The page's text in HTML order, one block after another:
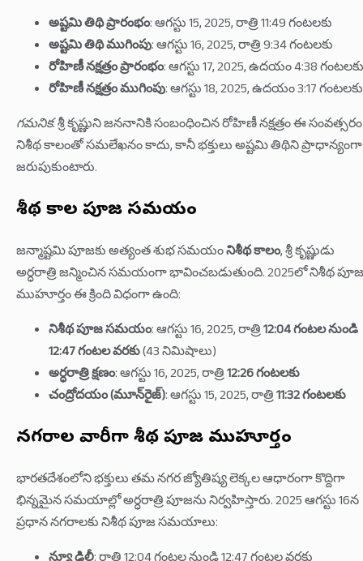
అష్టమి తిథి ప్రారంభం: ఆగస్టు 15, 2025, రాత్రి 11:49 గంటలకు
అష్టమి తిథి ముగింపు: ఆగస్టు 16, 2025, రాత్రి 9:34 గంటలకు
రోహిణీ నక్షత్రం ప్రారంభం: ఆగస్టు 17, 2025, ఉదయం 4:38 గంటలకు
రోహిణీ నక్షత్రం ముగింపు: ఆగస్టు 18, 2025, ఉదయం 3:17 గంటలకు
గమనిక: శ్రీ కృష్ణుని జననానికి సంబంధించిన రోహిణీ నక్షత్రం ఈ సంవత్సరం
నిశీథ కాలంతో సమలేఖనం కాదు, కానీ భక్తులు అష్టమి తిథిని ప్రాధాన్యంగా
జరుపుకుంటారు.
నిశీథ కాల పూజ సమయం
జన్మాష్టమి పూజకు అత్యంత శుభ సమయంనిశీథ కాలం, శ్రీ కృష్ణుడు
అర్ధరాత్రి జన్మించిన సమయంగా భావించబడుతుంది. 2025లో నిశీథ పూజ
ముహూర్తం ఈ క్రింది విధంగా ఉంది:
నిశీథ పూజ సమయం: ఆగస్టు 16, 2025, రాత్రి12:04 గంటల నుండి
12:47 గంటల వరకు(43 నిమిషాలు)
అర్ధరాత్రి క్షణం: ఆగస్టు 16, 2025, రాత్రి12:26 గంటలకు
చంద్రోదయం (మూన్‌రైజ్): ఆగస్టు 15, 2025, రాత్రి11:32 గంటలకు
నగరాల వారీగా నిశీథ పూజ ముహూర్తం
భారతదేశంలోని భక్తులు తమ నగర జ్యోతిష్య లెక్కల ఆధారంగా కొద్దిగా
భిన్నమైన సమయాల్లో అర్ధరాత్రి పూజను నిర్వహిస్తారు. 2025 ఆగస్టు 16న
ప్రధాన నగరాలకు నిశీథ పూజ సమయాలు: